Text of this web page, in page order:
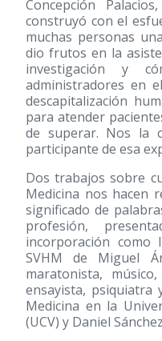
Concepción
construyó con el
muchas personas
dio frutos en la
investigación y
administradores en
descapitalización
para atender
de superar. Nos la
participante de esa
Dos trabajos sobre
Medicina nos hacen
significado de
profesión,
incorporación como
SVHM de Miguel
maratonista,
ensayista,
Medicina en la
(UCV) y Daniel